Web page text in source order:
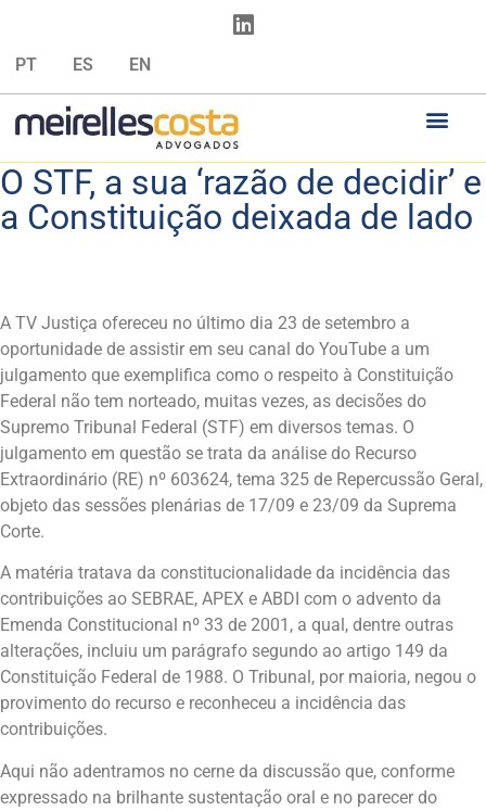
PT ES EN
O STF, a sua ‘razão de decidir’ e
a Constituição deixada de lado
A TV Justiça ofereceu no último dia 23 de setembro a
oportunidade de assistir em seu canal do YouTube a um
julgamento que exemplifica como o respeito à Constituição
Federal não tem norteado, muitas vezes, as decisões do
Supremo Tribunal Federal (STF) em diversos temas. O
julgamento em questão se trata da análise do Recurso
Extraordinário (RE) nº 603624, tema 325 de Repercussão Geral,
objeto das sessões plenárias de 17/09 e 23/09 da Suprema
Corte.
A matéria tratava da constitucionalidade da incidência das
contribuições ao SEBRAE, APEX e ABDI com o advento da
Emenda Constitucional nº 33 de 2001, a qual, dentre outras
alterações, incluiu um parágrafo segundo ao artigo 149 da
Constituição Federal de 1988. O Tribunal, por maioria, negou o
provimento do recurso e reconheceu a incidência das
contribuições.
Aqui não adentramos no cerne da discussão que, conforme
expressado na brilhante sustentação oral e no parecer do